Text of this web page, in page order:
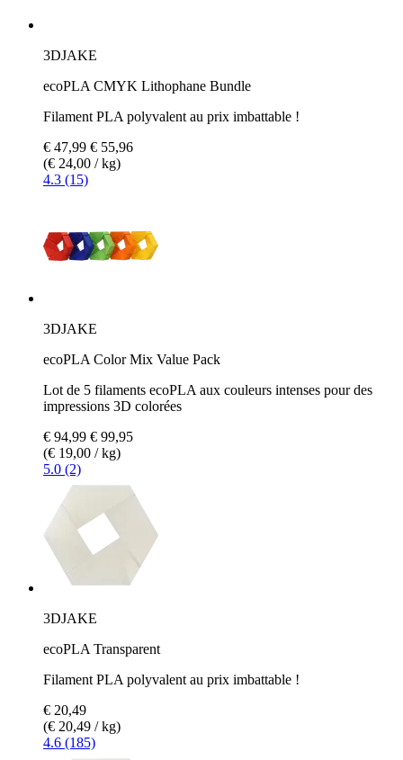
3DJAKE
ecoPLA CMYK Lithophane Bundle
Filament PLA polyvalent au prix imbattable !
€ 47,99 € 55,96
(€ 24,00 / kg)
4.3 (15)
3DJAKE
ecoPLA Color Mix Value Pack
Lot de 5 filaments ecoPLA aux couleurs intenses pour des
impressions 3D colorées
€ 94,99 € 99,95
(€ 19,00 / kg)
5.0 (2)
3DJAKE
ecoPLA Transparent
Filament PLA polyvalent au prix imbattable !
€ 20,49
(€ 20,49 / kg)
4.6 (185)